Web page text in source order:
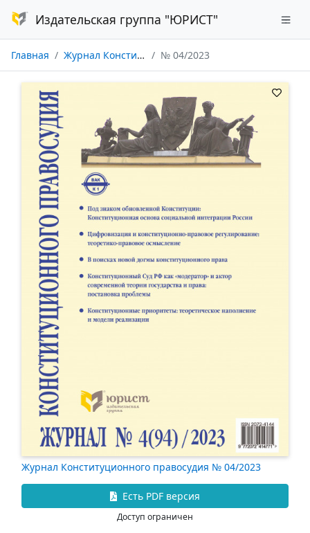
Издательская группа "ЮРИСТ"
Главная Журнал Конституционного правосудия № 04/2023
Журнал Конституционного правосудия № 04/2023
Есть PDF версия
Доступ ограничен